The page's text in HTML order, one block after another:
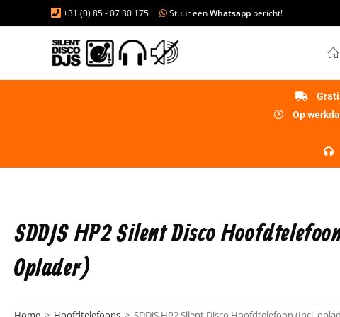
+31 (0) 85 - 07 30 175 Stuur eenWhatsapp bericht!
Op
SDDJS HP2 Silent Disco
Oplader)